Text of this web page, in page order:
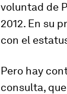
voluntad de
2012. En su
con el
Pero hay
consulta,